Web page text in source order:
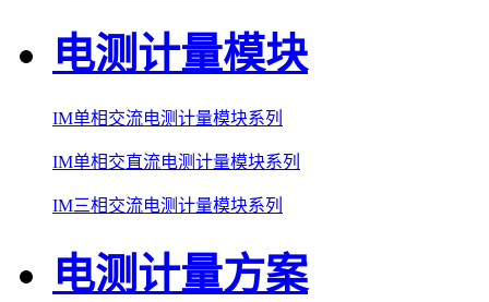
电测计量模块
IM单相交流电测计量模块系列
IM单相交直流电测计量模块系列
IM三相交流电测计量模块系列
电测计量方案